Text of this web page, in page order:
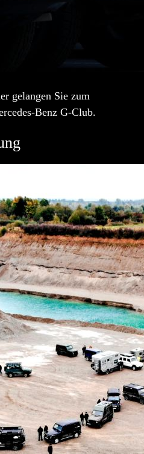
gelangen Sie zum
Benz G-Club.